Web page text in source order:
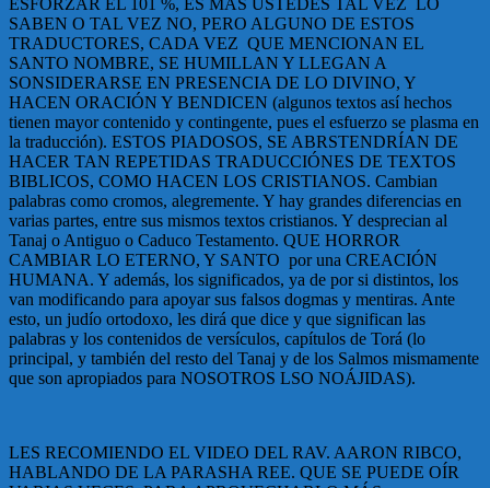
SABEN O TAL VEZ NO, PERO ALGUNO DE ESTOS
TRADUCTORES, CADA VEZ QUE MENCIONAN EL
SANTO NOMBRE, SE HUMILLAN Y LLEGAN A
SONSIDERARSE EN PRESENCIA DE LO DIVINO, Y
HACEN ORACIÓN Y BENDICEN (algunos textos así hechos
tienen mayor contenido y contingente, pues el esfuerzo se plasma en
la traducción). ESTOS PIADOSOS, SE ABRSTENDRÍAN DE
HACER TAN REPETIDAS TRADUCCIÓNES DE TEXTOS
BIBLICOS, COMO HACEN LOS CRISTIANOS. Cambian
palabras como cromos, alegremente. Y hay grandes diferencias en
varias partes, entre sus mismos textos cristianos. Y desprecian al
Tanaj o Antiguo o Caduco Testamento. QUE HORROR
CAMBIAR LO ETERNO, Y SANTO por una CREACIÓN
HUMANA. Y además, los significados, ya de por si distintos, los
van modificando para apoyar sus falsos dogmas y mentiras. Ante
esto, un judío ortodoxo, les dirá que dice y que significan las
palabras y los contenidos de versículos, capítulos de Torá (lo
principal, y también del resto del Tanaj y de los Salmos mismamente
que son apropiados para NOSOTROS LSO NOÁJIDAS).
LES RECOMIENDO EL VIDEO DEL RAV. AARON RIBCO,
HABLANDO DE LA PARASHA REE. QUE SE PUEDE OÍR